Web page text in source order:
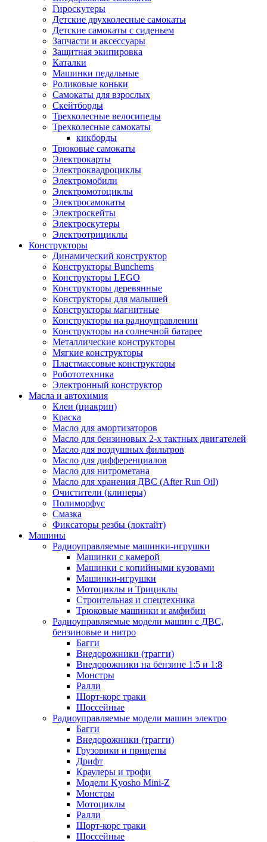
Гироскутеры
Детские двухколесные самокаты
Детские самокаты с сиденьем
Запчасти и аксессуары
Защитная экипировка
Каталки
Машинки педальные
Роликовые коньки
Самокаты для взрослых
Скейтборды
Трехколесные велосипеды
Трехколесные самокаты
кикборды
Трюковые самокаты
Электрокарты
Электроквадроциклы
Электромобили
Электромотоциклы
Электросамокаты
Электроскейты
Электроскутеры
Электротрициклы
Конструкторы
Динамический конструктор
Конструкторы Bunchems
Конструкторы LEGO
Конструкторы деревянные
Конструкторы для малышей
Конструкторы магнитные
Конструкторы на радиоуправлении
Конструкторы на солнечной батарее
Металлические конструкторы
Мягкие конструкторы
Пластмассовые конструкторы
Робототехника
Электронный конструктор
Масла и автохимия
Клеи (циакрин)
Краска
Масло для амортизаторов
Масло для бензиновых 2-х тактных двигателей
Масло для воздушных фильтров
Масло для дифференциалов
Масло для нитрометана
Масло для хранения ДВС (After Run Oil)
Очистители (клинеры)
Полиморфус
Смазка
Фиксаторы резбы (локтайт)
Машины
Радиоуправляемые машинки-игрушки
Машинки с камерой
Машинки с копийными кузовами
Машинки-игрушки
Мотоциклы и Трициклы
Строительная и спецтехника
Трюковые машинки и амфибии
Радиоуправляемые модели машин с ДВС,
бензиновые и нитро
Багги
Внедорожники (трагги)
Внедорожники на бензине 1:5 и 1:8
Монстры
Ралли
Шорт-корс траки
Шоссейные
Радиоуправляемые модели машин электро
Багги
Внедорожники (трагги)
Грузовики и прицепы
Дрифт
Краулеры и трофи
Модели Kyosho Mini-Z
Монстры
Мотоциклы
Ралли
Шорт-корс траки
Шоссейные